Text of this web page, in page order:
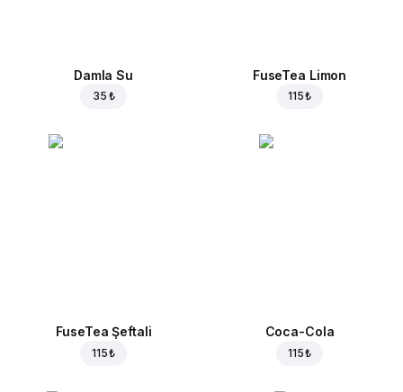
Damla Su
35 ₺
FuseTea Limon
115 ₺
FuseTea Şeftali
115 ₺
Coca-Cola
115 ₺